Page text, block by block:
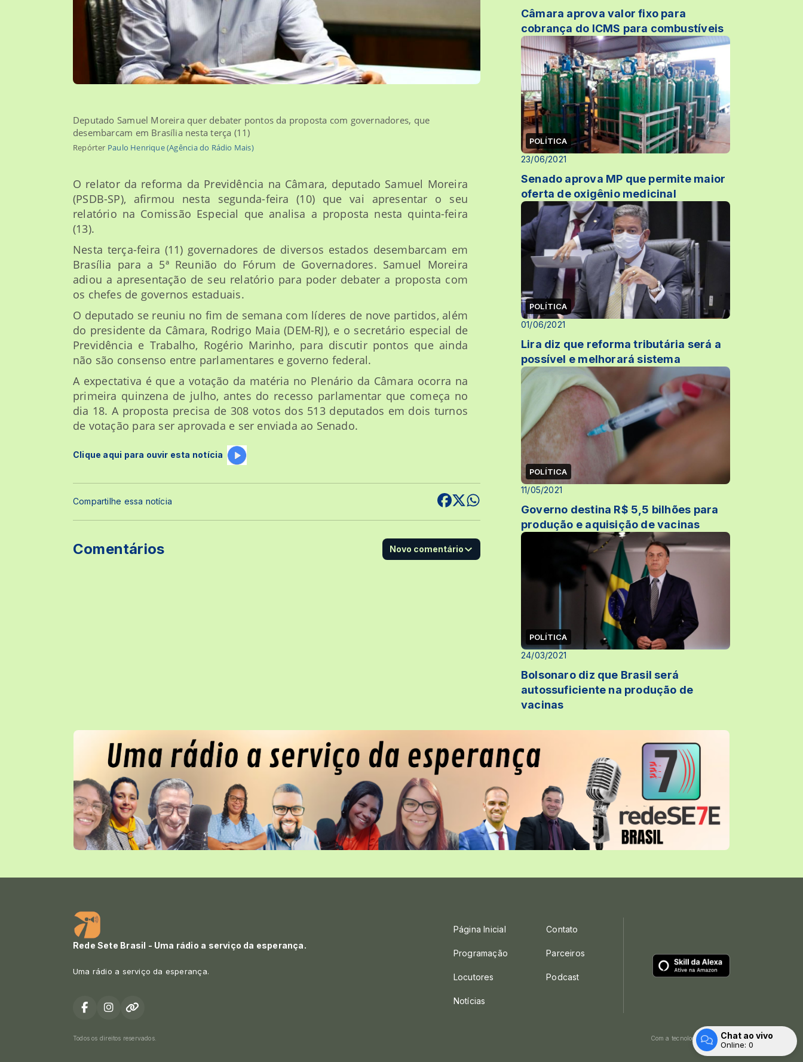
Deputado Samuel Moreira quer debater pontos da proposta com governadores, que
desembarcam em Brasília nesta terça (11)
Repórter Paulo Henrique (Agência do Rádio Mais)
O relator da reforma da Previdência na Câmara, deputado Samuel Moreira
(PSDB-SP), afirmou nesta segunda-feira (10) que vai apresentar o seu
relatório na Comissão Especial que analisa a proposta nesta quinta-feira
(13).
Nesta terça-feira (11) governadores de diversos estados desembarcam em
Brasília para a 5ª Reunião do Fórum de Governadores. Samuel Moreira
adiou a apresentação de seu relatório para poder debater a proposta com
os chefes de governos estaduais.
O deputado se reuniu no fim de semana com líderes de nove partidos, além
do presidente da Câmara, Rodrigo Maia (DEM-RJ), e o secretário especial de
Previdência e Trabalho, Rogério Marinho, para discutir pontos que ainda
não são consenso entre parlamentares e governo federal.
A expectativa é que a votação da matéria no Plenário da Câmara ocorra na
primeira quinzena de julho, antes do recesso parlamentar que começa no
dia 18. A proposta precisa de 308 votos dos 513 deputados em dois turnos
de votação para ser aprovada e ser enviada ao Senado.
Clique aqui para ouvir esta notícia
Compartilhe essa notícia
Comentários Novo comentário
Câmara aprova valor fixo para
cobrança do ICMS para combustíveis
POLÍTICA
23/06/2021
Senado aprova MP que permite maior
oferta de oxigênio medicinal
POLÍTICA
01/06/2021
Lira diz que reforma tributária será a
possível e melhorará sistema
POLÍTICA
11/05/2021
Governo destina R$ 5,5 bilhões para
produção e aquisição de vacinas
POLÍTICA
24/03/2021
Bolsonaro diz que Brasil será
autossuficiente na produção de
vacinas
Rede Sete Brasil - Uma rádio a serviço da esperança.
Uma rádio a serviço da esperança.
Página Inicial
Programação
Locutores
Notícias
Contato
Parceiros
Podcast
Todos os direitos reservados. Com a tecnologia Chat ao vivo
Online: 0